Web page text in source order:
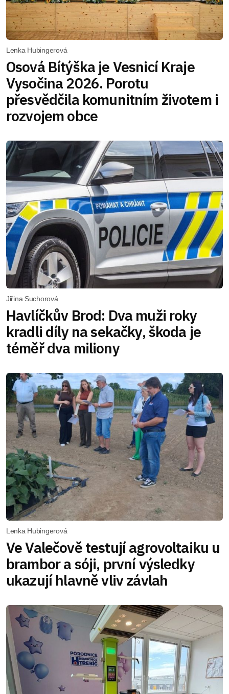
Lenka Hubingerová
Osová Bítýška je Vesnicí Kraje
Vysočina 2026. Porotu
přesvědčila komunitním životem i
rozvojem obce
Jiřina Suchorová
Havlíčkův Brod: Dva muži roky
kradli díly na sekačky, škoda je
téměř dva miliony
Lenka Hubingerová
Ve Valečově testují agrovoltaiku u
brambor a sóji, první výsledky
ukazují hlavně vliv závlah